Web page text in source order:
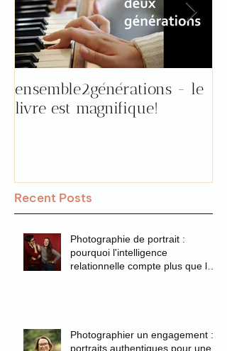
ensemble2générations - le
livre est magnifique!
Recent Posts
Photographie de portrait :
pourquoi l'intelligence
relationnelle compte plus que la
Photographier un engagement :
portraits authentiques pour une